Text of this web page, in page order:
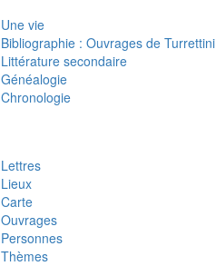
Une vie
Bibliographie : Ouvrages de Turrettini
Littérature secondaire
Généalogie
Chronologie
Lettres
Lieux
Carte
Ouvrages
Personnes
Thèmes